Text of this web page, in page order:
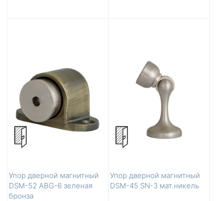
Упор дверной магнитный
DSM-52 ABG-6 зеленая
бронза
Упор дверной магнитный
DSM-45 SN-3 мат.никель